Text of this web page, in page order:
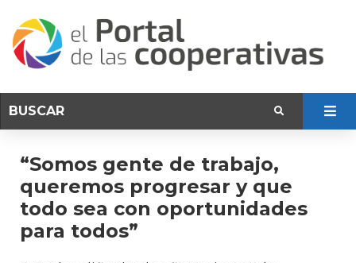
“Somos gente de trabajo,
queremos progresar y que
todo sea con oportunidades
para todos”